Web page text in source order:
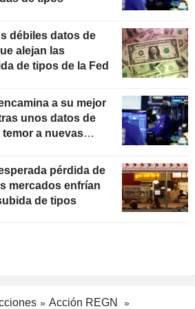
débiles datos de
alejan las
de tipos de la Fed
a su mejor
unos datos de
a nuevas
pérdida de
mercados enfrían
de tipos
Acción REGN